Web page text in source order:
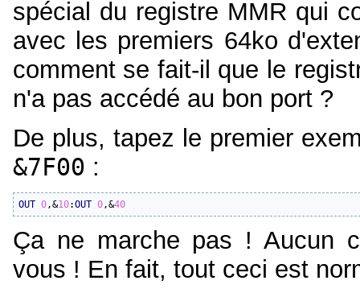
spécial du registre MMR qui
avec les premiers 64ko
comment se fait-il que le
n'a pas accédé au bon port ?
De plus, tapez le premier
&7F00 :
OUT 0,&10:OUT 0,&40
Ça ne marche pas ! Aucun
vous ! En fait, tout ceci est